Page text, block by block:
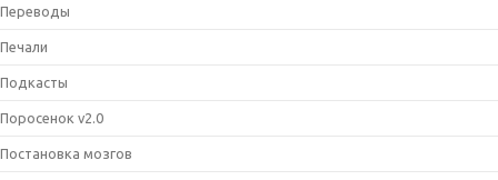
Переводы
Печали
Подкасты
Поросенок v2.0
Постановка мозгов